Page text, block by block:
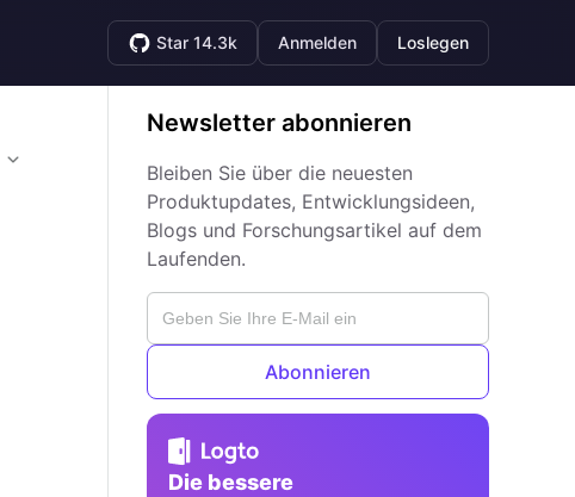
Star 14.3k Anmelden Loslegen
Newsletter abonnieren
Bleiben Sie über die neuesten
Produktupdates, Entwicklungsideen,
Blogs und Forschungsartikel auf dem
Laufenden.
Abonnieren
Die bessere